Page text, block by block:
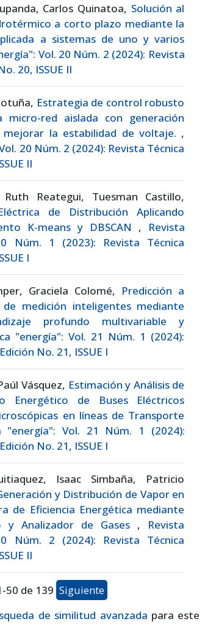
Carlos Quinatoa, Solución al
a corto plazo mediante la
a sistemas de uno y varios
Vol. 20 Núm. 2 (2024): Revista
20, ISSUE II
Estrategia de control robusto
micro-red aislada con generación
mejorar la estabilidad de voltaje. ,
20 Núm. 2 (2024): Revista Técnica
II
Reategui, Tuesman Castillo,
de Distribución Aplicando
K-means y DBSCAN ,
Revista
Núm. 1 (2023): Revista Técnica
I
Graciela Colomé, Predicción a
medición inteligentes mediante
profundo multivariable y
"energía": Vol. 21 Núm. 1 (2024):
No. 21, ISSUE I
Vásquez, Estimación y Análisis de
Energético de Buses Eléctricos
en líneas de Transporte
"energía": Vol. 21 Núm. 1 (2024):
No. 21, ISSUE I
Isaac Simbaña, Patricio
y Distribución de Vapor en
de Eficiencia Energética mediante
y Analizador de Gases , Revista
Núm. 2 (2024): Revista Técnica
II
50 de 139 Siguiente
de similitud avanzada para este